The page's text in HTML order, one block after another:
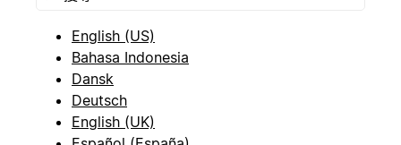
English (US)
Bahasa Indonesia
Dansk
Deutsch
English (UK)